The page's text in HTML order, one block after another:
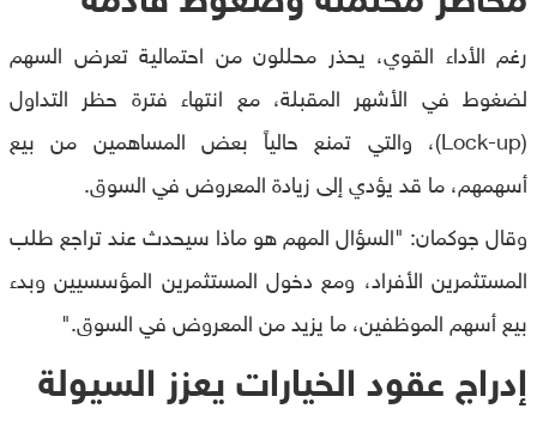
رغم الأداء القوي، يحذر محللون من احتمالية تعرض السهم
لضغوط في الأشهر المقبلة، مع انتهاء فترة حظر التداول
(Lock-up)، والتي تمنع حالياً بعض المساهمين من بيع
أسهمهم، ما قد يؤدي إلى زيادة المعروض في السوق.
وقال جوكمان: "السؤال المهم هو ماذا سيحدث عند تراجع طلب
المستثمرين الأفراد، ومع دخول المستثمرين المؤسسيين وبدء
بيع أسهم الموظفين، ما يزيد من المعروض في السوق."
إدراج عقود الخيارات يعزز السيولة